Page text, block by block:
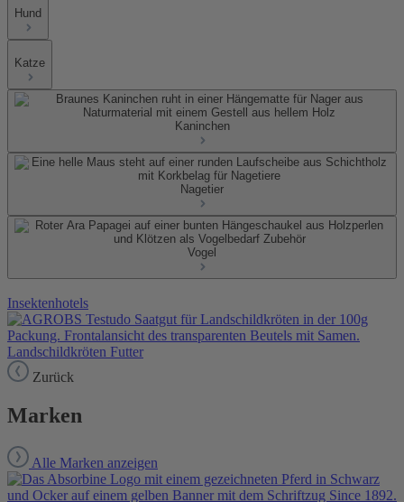
Hund
Katze
Kaninchen
Nagetier
Vogel
Insektenhotels
Landschildkröten Futter
Zurück
Marken
Alle Marken anzeigen